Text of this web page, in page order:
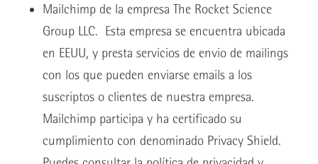
Mailchimp de la empresa The Rocket Science
Group LLC. Esta empresa se encuentra ubicada
en EEUU, y presta servicios de envio de mailings
con los que pueden enviarse emails a los
suscriptos o clientes de nuestra empresa.
Mailchimp participa y ha certificado su
cumplimiento con denominado Privacy Shield.